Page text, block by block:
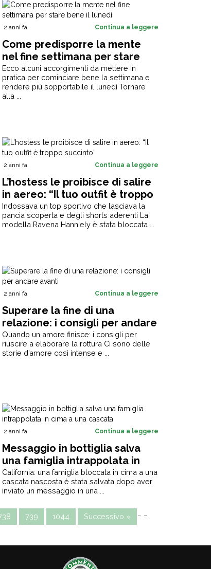
2 anni fa Continua a leggere
Come predisporre la mente
nel fine settimana per stare
bene il lunedì
Ecco alcuni accorgimenti da mettere in
pratica per cominciare bene la settimana e
rendere più sopportabile il lunedì Tornare
alla ...
2 anni fa Continua a leggere
L’hostess le proibisce di salire
in aereo: “Il tuo outfit è troppo
succinto”
Indossava un top sportivo che lasciava la
pancia scoperta e degli shorts aderenti La
modella Ravena Hanniely è stata bloccata ...
2 anni fa Continua a leggere
Superare la fine di una
relazione: i consigli per andare
avanti
Quando un amore finisce: i consigli per
riuscire a elaborare la rottura Ci sono delle
storie d’amore così intense e ...
2 anni fa Continua a leggere
Messaggio in bottiglia salva
una famiglia intrappolata in
cima a una cascata
California: una famiglia bloccata in cima a una
cascata nascosta è stata salvata dopo aver
inviato un messaggio in una ...
739 1044 Successivo »